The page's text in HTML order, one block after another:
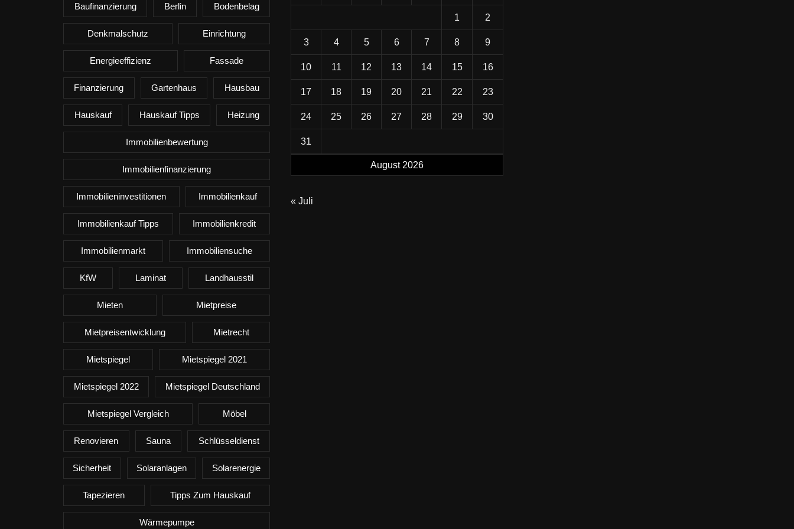
Baufinanzierung Berlin Bodenbelag
Denkmalschutz Einrichtung
Energieeffizienz Fassade
Finanzierung Gartenhaus Hausbau
Hauskauf Hauskauf Tipps Heizung
Immobilienbewertung
Immobilienfinanzierung
Immobilieninvestitionen Immobilienkauf
Immobilienkauf Tipps Immobilienkredit
Immobilienmarkt Immobiliensuche
KfW Laminat Landhausstil
Mieten Mietpreise
Mietpreisentwicklung Mietrecht
Mietspiegel Mietspiegel 2021
Mietspiegel 2022 Mietspiegel Deutschland
Mietspiegel Vergleich Möbel
Renovieren Sauna Schlüsseldienst
Sicherheit Solaranlagen Solarenergie
Tapezieren Tipps Zum Hauskauf
Wärmepumpe
August 2026
1 2
3 4 5 6 7 8 9
10 11 12 13 14 15 16
17 18 19 20 21 22 23
24 25 26 27 28 29 30
31
« Juli